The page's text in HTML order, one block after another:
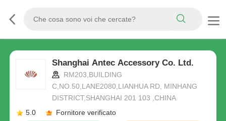
Shanghai Antec Accessory Co. Ltd.
RM203,BUILDING
C,NO.50,LANE2080,LIANHUA RD, MINHANG
DISTRICT,SHANGHAI 201 103 ,CHINA
5.0
Fornitore verificato